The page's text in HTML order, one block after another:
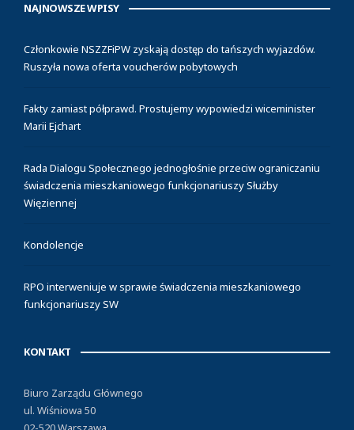
NAJNOWSZE WPISY
Członkowie NSZZFiPW zyskają dostęp do tańszych wyjazdów.
Ruszyła nowa oferta voucherów pobytowych
Fakty zamiast półprawd. Prostujemy wypowiedzi wiceminister
Marii Ejchart
Rada Dialogu Społecznego jednogłośnie przeciw ograniczaniu
świadczenia mieszkaniowego funkcjonariuszy Służby
Więziennej
Kondolencje
RPO interweniuje w sprawie świadczenia mieszkaniowego
funkcjonariuszy SW
KONTAKT
Biuro Zarządu Głównego
ul. Wiśniowa 50